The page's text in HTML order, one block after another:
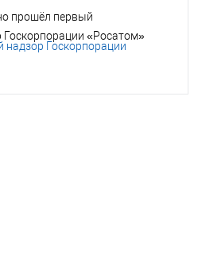
прошёл первый
Госкорпорации «Росатом»